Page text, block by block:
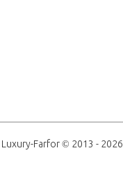
Luxury-Farfor © 2013 - 2026